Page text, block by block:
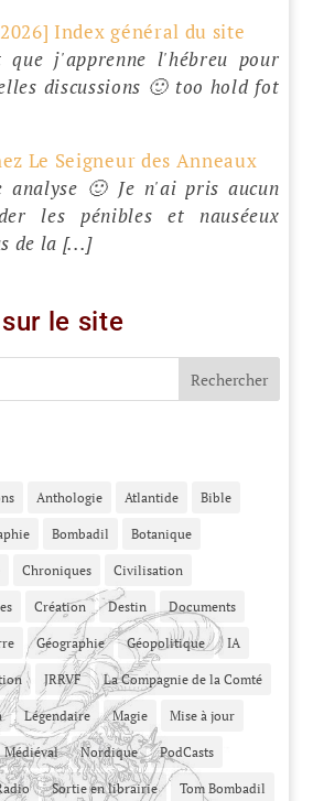
Index général du site
que j'apprenne l'hébreu pour
discussions 🙂 too hold fot
Le Seigneur des Anneaux
analyse 🙂 Je n'ai pris aucun
les pénibles et nauséeux
de la [...]
le site
Anthologie Atlantide Bible
Bombadil Botanique
Chroniques Civilisation
Création Destin Documents
Géographie Géopolitique IA
JRRVF La Compagnie de la Comté
Légendaire Magie Mise à jour
Médiéval Nordique PodCasts
Sortie en librairie Tom Bombadil